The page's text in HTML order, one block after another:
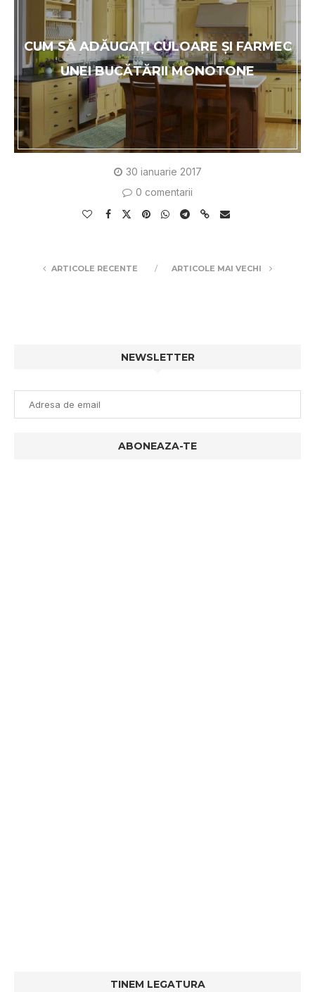
CUM SĂ ADĂUGAȚI CULOARE ȘI FARMEC
UNEI BUCĂTĂRII MONOTONE
30 ianuarie 2017
0 comentarii
ARTICOLE RECENTE ARTICOLE MAI VECHI
NEWSLETTER
TINEM LEGATURA